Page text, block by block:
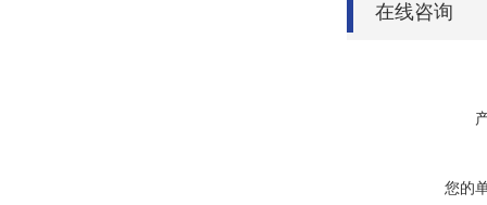
在线咨询
您的